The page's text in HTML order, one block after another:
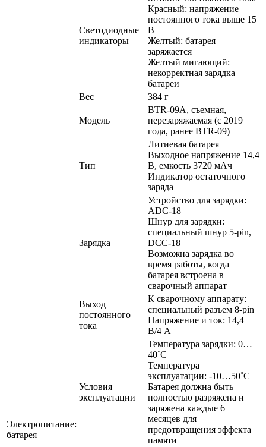
Светодиодные
индикаторы
Красный: напряжение
постоянного тока выше 15
В
Желтый: батарея
заряжается
Желтый мигающий:
некорректная зарядка
батареи
Вес
384 г
Электропитание:
батарея
Модель
BTR-09A, съемная,
перезаряжаемая (c 2019
года, ранее BTR-09)
Тип
Литиевая батарея
Выходное напряжение 14,4
В, емкость 3720 мАч
Индикатор остаточного
заряда
Зарядка
Устройство для зарядки:
ADC-18
Шнур для зарядки:
специальный шнур 5-pin,
DCC-18
Возможна зарядка во
время работы, когда
батарея встроена в
сварочный аппарат
Выход
постоянного
тока
К сварочному аппарату:
специальный разъем 8-pin
Напряжение и ток: 14,4
В/4 А
Условия
эксплуатации
Температура зарядки: 0…
40˚C
Температура
эксплуатации: -10…50˚C
Батарея должна быть
полностью разряжена и
заряжена каждые 6
месяцев для
предотвращения эффекта
памяти